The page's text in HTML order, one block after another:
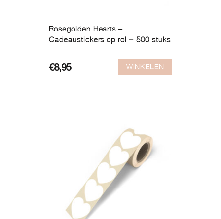
Rosegolden Hearts –
Cadeaustickers op rol – 500 stuks
€8,95 WINKELEN